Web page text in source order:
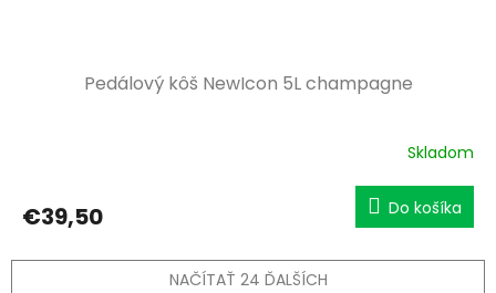
Pedálový kôš NewIcon 5L champagne
Skladom
€39,50 Do košíka
NAČÍTAŤ 24 ĎALŠÍCH